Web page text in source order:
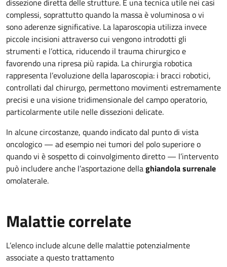
dissezione diretta delle strutture. È una tecnica utile nei casi
complessi, soprattutto quando la massa è voluminosa o vi
sono aderenze significative. La laparoscopia utilizza invece
piccole incisioni attraverso cui vengono introdotti gli
strumenti e l’ottica, riducendo il trauma chirurgico e
favorendo una ripresa più rapida. La chirurgia robotica
rappresenta l’evoluzione della laparoscopia: i bracci robotici,
controllati dal chirurgo, permettono movimenti estremamente
precisi e una visione tridimensionale del campo operatorio,
particolarmente utile nelle dissezioni delicate.
In alcune circostanze, quando indicato dal punto di vista
oncologico — ad esempio nei tumori del polo superiore o
quando vi è sospetto di coinvolgimento diretto — l’intervento
può includere anche l’asportazione dellaghiandola surrenale
omolaterale.
Malattie correlate
L’elenco include alcune delle malattie potenzialmente
associate a questo trattamento